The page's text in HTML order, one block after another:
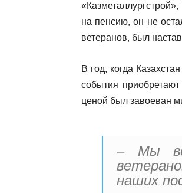
на пенсию, он не
ветеранов, был
В год, когда
события
ценой был завоеван
– Мы
наших